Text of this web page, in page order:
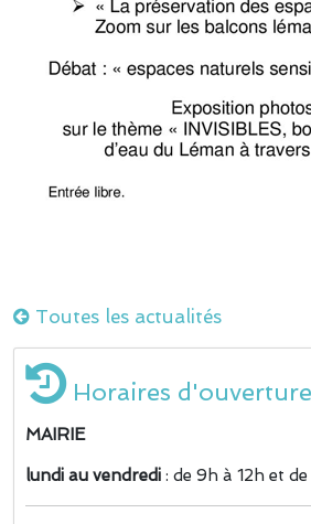
Toutes les actualités
Horaires d'ouverture
MAIRIE
lundi au vendredi : de 9h à 12h et de